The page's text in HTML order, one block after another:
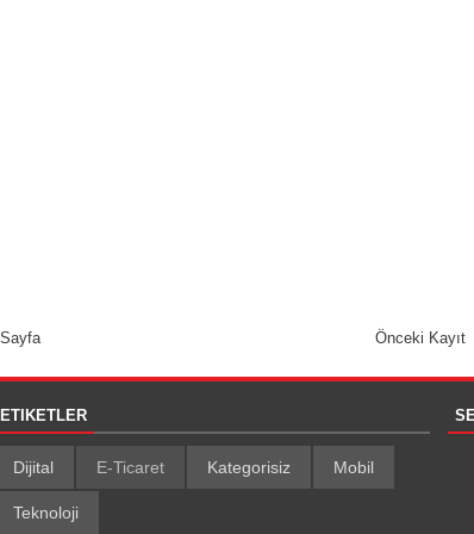
Önceki Kayıt
ETIKETLER
Dijital E-Ticaret Kategorisiz Mobil
Teknoloji